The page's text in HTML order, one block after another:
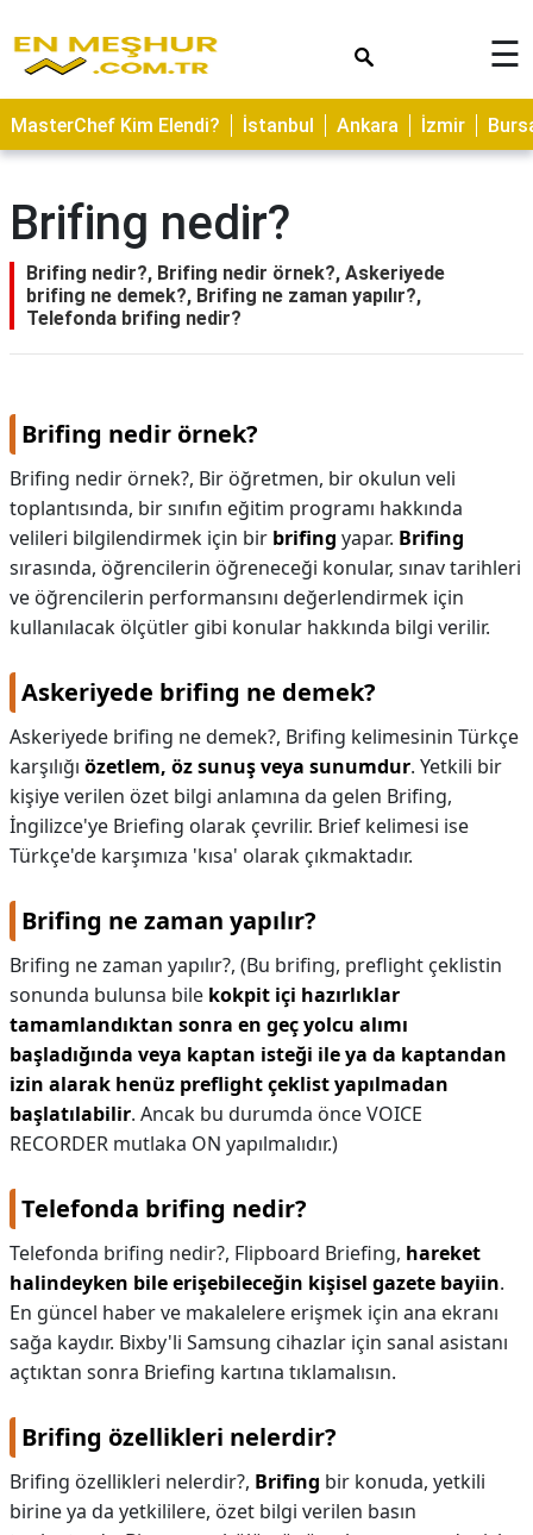
ASTROLOJİ
SAĞLIK
TARİFLERİ
GEZİLECEK
YERLER
ALANLARI
HAMİLELİK
KAPLICALAR
İLETİŞİM
☰
MasterChef Kim Elendi? İstanbul Ankara İzmir
Brifing nedir?
Brifing nedir?, Brifing nedir örnek?, Askeriyede
brifing ne demek?, Brifing ne zaman yapılır?,
Telefonda brifing nedir?
Brifing nedir örnek?
Brifing nedir örnek?, Bir öğretmen, bir okulun veli
toplantısında, bir sınıfın eğitim programı hakkında
velileri bilgilendirmek için bir brifing yapar. Brifing
sırasında, öğrencilerin öğreneceği konular, sınav tarihleri
ve öğrencilerin performansını değerlendirmek için
kullanılacak ölçütler gibi konular hakkında bilgi verilir.
Askeriyede brifing ne demek?
Askeriyede brifing ne demek?, Brifing kelimesinin Türkçe
karşılığı özetlem, öz sunuş veya sunumdur. Yetkili bir
kişiye verilen özet bilgi anlamına da gelen Brifing,
İngilizce'ye Briefing olarak çevrilir. Brief kelimesi ise
Türkçe'de karşımıza 'kısa' olarak çıkmaktadır.
Brifing ne zaman yapılır?
Brifing ne zaman yapılır?, (Bu brifing, preflight çeklistin
sonunda bulunsa bile kokpit içi hazırlıklar
tamamlandıktan sonra en geç yolcu alımı
başladığında veya kaptan isteği ile ya da kaptandan
izin alarak henüz preflight çeklist yapılmadan
başlatılabilir. Ancak bu durumda önce VOICE
RECORDER mutlaka ON yapılmalıdır.)
Telefonda brifing nedir?
Telefonda brifing nedir?, Flipboard Briefing, hareket
halindeyken bile erişebileceğin kişisel gazete bayiin.
En güncel haber ve makalelere erişmek için ana ekranı
sağa kaydır. Bixby'li Samsung cihazlar için sanal asistanı
açtıktan sonra Briefing kartına tıklamalısın.
Brifing özellikleri nelerdir?
Brifing özellikleri nelerdir?, Brifing bir konuda, yetkili
birine ya da yetkililere, özet bilgi verilen basın